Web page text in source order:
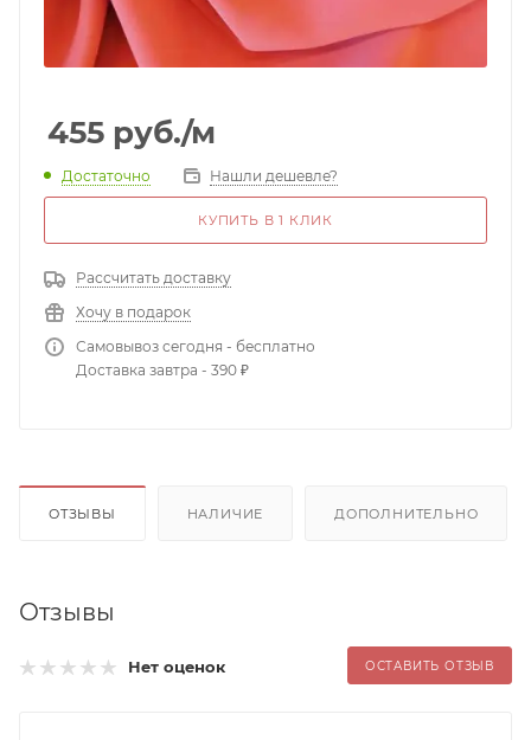
455 руб./м
Достаточно Нашли дешевле?
КУПИТЬ В 1 КЛИК
Рассчитать доставку
Хочу в подарок
Самовывоз сегодня - бесплатно
Доставка завтра - 390 ₽
ОТЗЫВЫ НАЛИЧИЕ ДОПОЛНИТЕЛЬНО
Отзывы
Нет оценок ОСТАВИТЬ ОТЗЫВ